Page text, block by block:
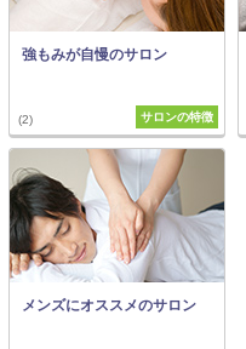
強もみが自慢のサロン
(2) サロンの特徴
メンズにオススメのサロン